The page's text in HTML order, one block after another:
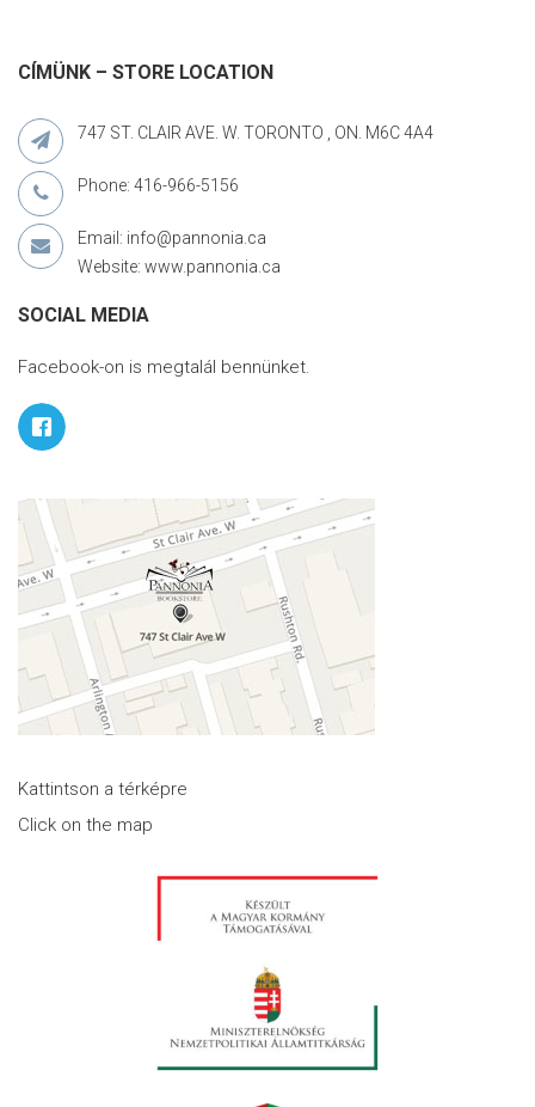
CÍMÜNK – STORE LOCATION
747 ST. CLAIR AVE. W. TORONTO , ON. M6C 4A4
Phone: 416-966-5156
Email: info@pannonia.ca
Website: www.pannonia.ca
SOCIAL MEDIA
Facebook-on is megtalál bennünket.
Kattintson a térképre
Click on the map